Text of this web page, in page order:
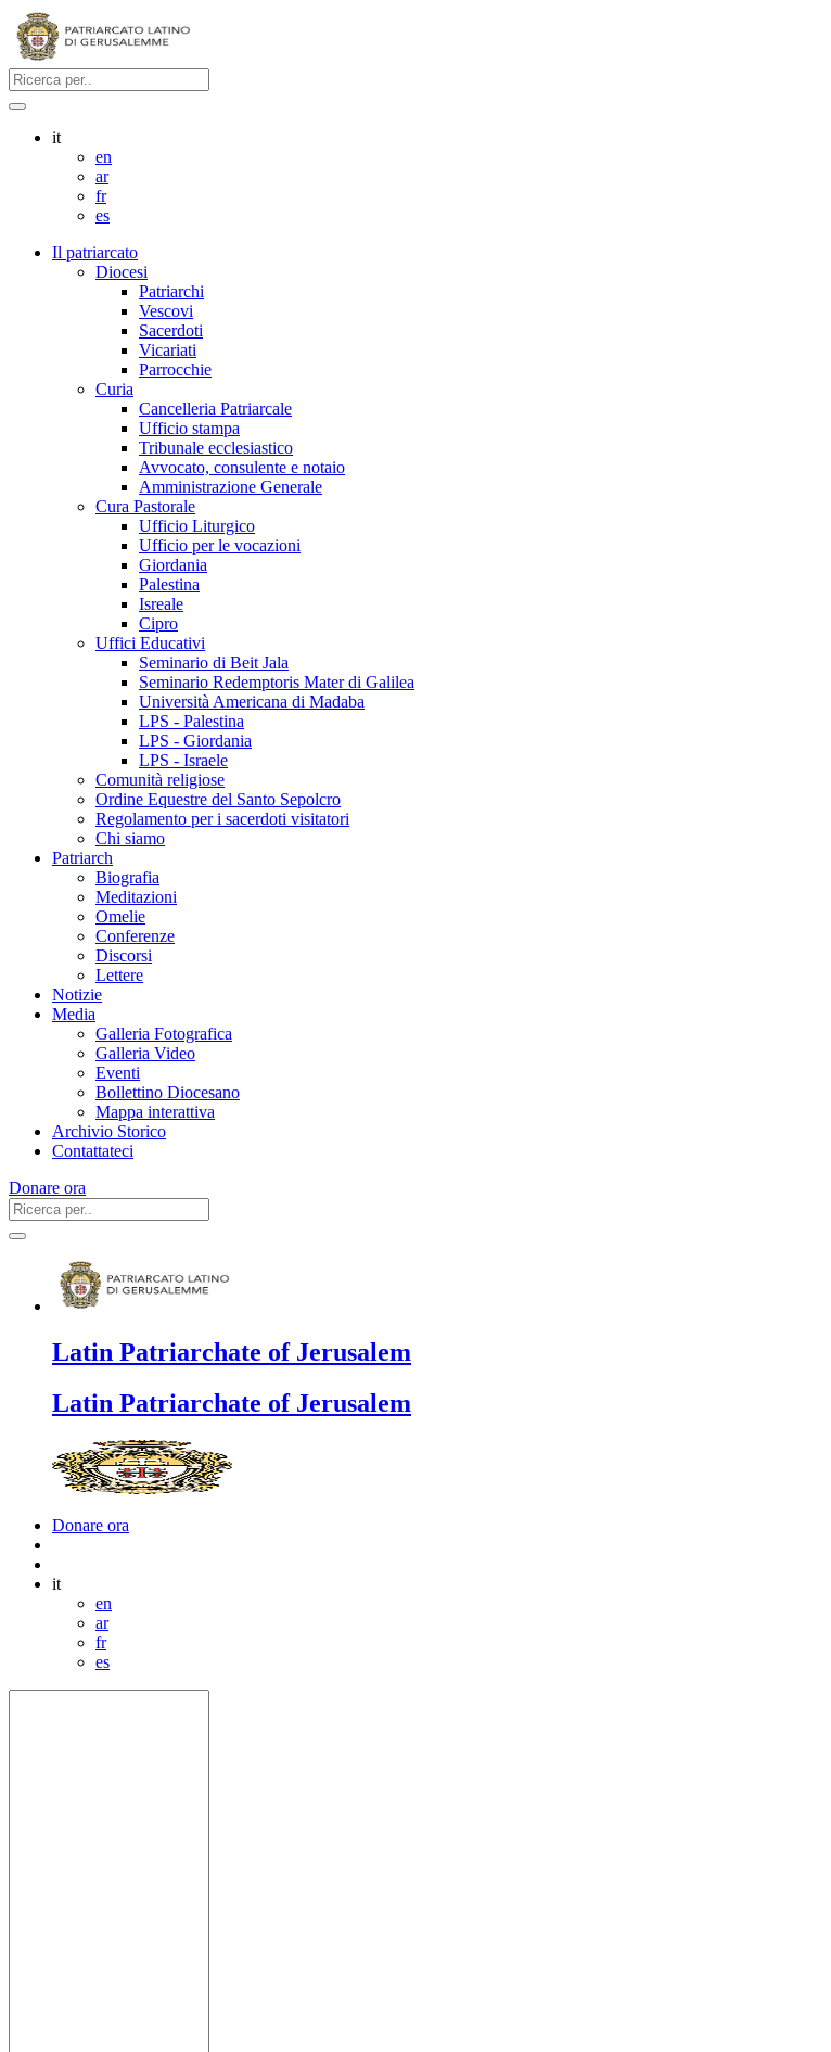
it
en
ar
fr
es
Il patriarcato
Diocesi
Patriarchi
Vescovi
Sacerdoti
Vicariati
Parrocchie
Curia
Cancelleria Patriarcale
Ufficio stampa
Tribunale ecclesiastico
Avvocato, consulente e notaio
Amministrazione Generale
Cura Pastorale
Ufficio Liturgico
Ufficio per le vocazioni
Giordania
Palestina
Isreale
Cipro
Uffici Educativi
Seminario di Beit Jala
Seminario Redemptoris Mater di Galilea
Università Americana di Madaba
LPS - Palestina
LPS - Giordania
LPS - Israele
Comunità religiose
Ordine Equestre del Santo Sepolcro
Regolamento per i sacerdoti visitatori
Chi siamo
Patriarch
Biografia
Meditazioni
Omelie
Conferenze
Discorsi
Lettere
Notizie
Media
Galleria Fotografica
Galleria Video
Eventi
Bollettino Diocesano
Mappa interattiva
Archivio Storico
Contattateci
Donare ora
Latin Patriarchate of Jerusalem
Latin Patriarchate of Jerusalem
Donare ora
it
en
ar
fr
es